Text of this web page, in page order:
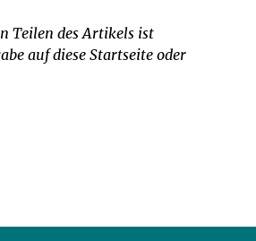
Teilen des Artikels ist
auf diese Startseite oder